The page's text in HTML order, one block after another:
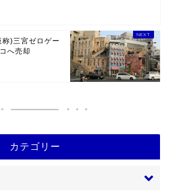
)三宮ゼロゲー
へ売却
カテゴリー